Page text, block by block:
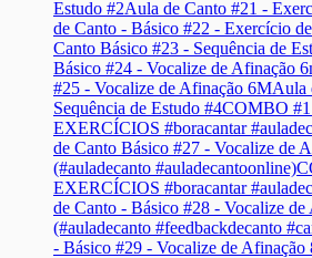
Estudo #2Aula de Canto #21 -
de Canto - Básico #22 - Exercício
Canto Básico #23 - Sequência de
Básico #24 - Vocalize de Afinação
#25 - Vocalize de Afinação 6MAula
Sequência de Estudo #4COMBO
EXERCÍCIOS #boracantar
de Canto Básico #27 - Vocalize de
(#auladecanto #auladecantoonline)
EXERCÍCIOS #boracantar
de Canto - Básico #28 - Vocalize
(#auladecanto #feedbackdecanto
- Básico #29 - Vocalize de Afinação